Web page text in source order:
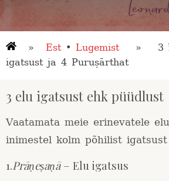
» Est• Lugemist» 3
igatsust ja 4 Puruṣārthat
3 elu igatsust ehk püüdlust
Vaatamata meie erinevatele
inimestel kolm põhilist
1.Prāṇeṣaṇā– Elu igatsus